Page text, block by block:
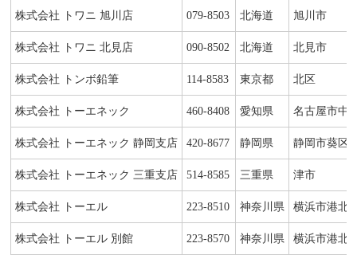
株式会社 トワニ 旭川店 079-8503 北海道 旭川市
株式会社 トワニ 北見店 090-8502 北海道 北見市
株式会社 トンボ鉛筆 114-8583 東京都 北区
株式会社 トーエネック 460-8408 愛知県 名古屋市中
株式会社 トーエネック 静岡支店 420-8677 静岡県 静岡市葵区
株式会社 トーエネック 三重支店 514-8585 三重県 津市
株式会社 トーエル 223-8510 神奈川県 横浜市港北
株式会社 トーエル 別館 223-8570 神奈川県 横浜市港北